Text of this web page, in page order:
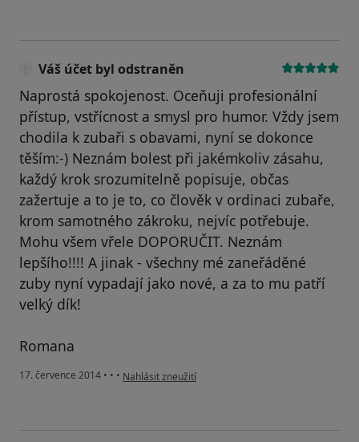
Váš účet byl odstraněn
Naprostá spokojenost. Oceňuji profesionální
přístup, vstřícnost a smysl pro humor. Vždy jsem
chodila k zubaři s obavami, nyní se dokonce
těším:-) Neznám bolest při jakémkoliv zásahu,
každý krok srozumitelně popisuje, občas
zažertuje a to je to, co člověk v ordinaci zubaře,
krom samotného zákroku, nejvíc potřebuje.
Mohu všem vřele DOPORUČIT. Neznám
lepšího!!!! A jinak - všechny mé zaneřáděné
zuby nyní vypadají jako nové, a za to mu patří
velký dík!
Romana
17. července 2014 • • • podle názoru uživatele Váš účet byl odstraněn
Nahlásit zneužití